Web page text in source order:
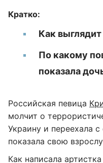
Кратко:
Как
По какому
показала
Российская певица
молчит о
Украину и переехала
показала свою
Как написала